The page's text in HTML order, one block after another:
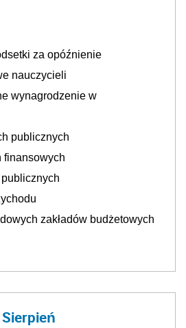
za opóźnienie
nauczycieli
wynagrodzenie w
publicznych
finansowych
zakładów budżetowych
Sierpień